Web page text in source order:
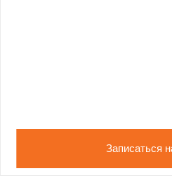
Записаться